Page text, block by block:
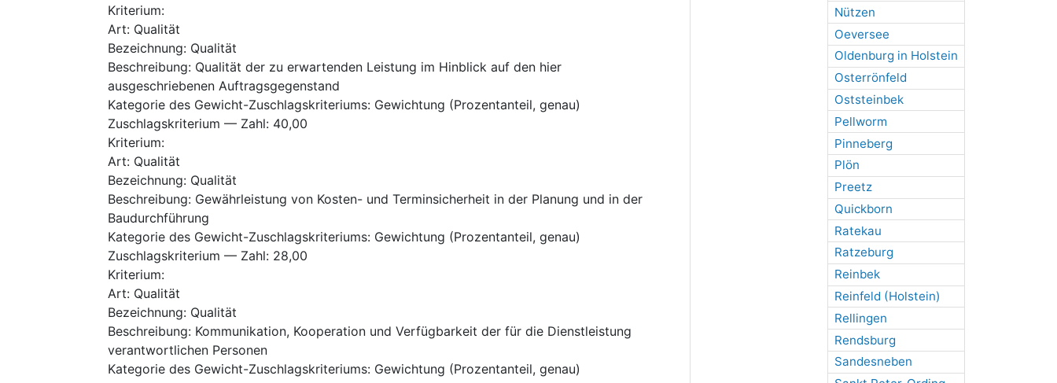
Nützen
Oeversee
Oldenburg in Holstein
Osterrönfeld
Oststeinbek
Pellworm
Pinneberg
Plön
Preetz
Quickborn
Ratekau
Ratzeburg
Reinbek
Reinfeld (Holstein)
Rellingen
Rendsburg
Sandesneben
Kriterium:
Art: Qualität
Bezeichnung: Qualität
Beschreibung: Qualität der zu erwartenden Leistung im Hinblick auf den hier
ausgeschriebenen Auftragsgegenstand
Kategorie des Gewicht-Zuschlagskriteriums: Gewichtung (Prozentanteil, genau)
Zuschlagskriterium — Zahl: 40,00
Kriterium:
Art: Qualität
Bezeichnung: Qualität
Beschreibung: Gewährleistung von Kosten- und Terminsicherheit in der Planung und in der
Baudurchführung
Kategorie des Gewicht-Zuschlagskriteriums: Gewichtung (Prozentanteil, genau)
Zuschlagskriterium — Zahl: 28,00
Kriterium:
Art: Qualität
Bezeichnung: Qualität
Beschreibung: Kommunikation, Kooperation und Verfügbarkeit der für die Dienstleistung
verantwortlichen Personen
Kategorie des Gewicht-Zuschlagskriteriums: Gewichtung (Prozentanteil, genau)